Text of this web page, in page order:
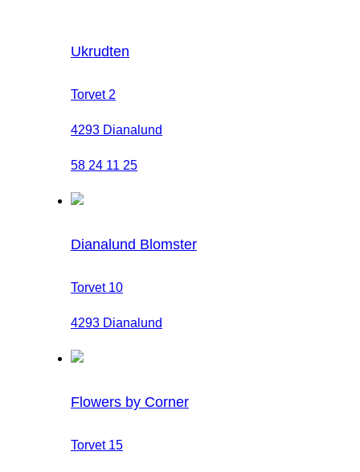
Ukrudten
Torvet 2
4293 Dianalund
58 24 11 25
Dianalund Blomster
Torvet 10
4293 Dianalund
Flowers by Corner
Torvet 15